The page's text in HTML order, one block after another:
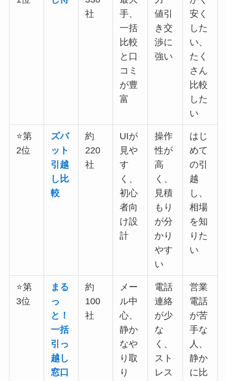
社
手、
一括
比較
と口
コミ
が豊
富
値引
き交
渉に
強い
安く
した
い、
たく
さん
比較
した
い
⭐第
2位
ズバ
ット
引越
し比
較
約
220
社
UIが
見や
す
く、
初心
者向
け設
計
操作
性が
高
く、
見積
もり
が分
かり
やす
い
はじ
めて
の引
越
し、
相場
を知
りた
い
⭐第
3位
まる
っ
と！
一括
引っ
越し
窓口
約
100
社
メー
ル中
心、
静か
なや
り取
り
電話
連絡
が少
な
く、
スト
レス
営業
電話
が苦
手な
人、
静か
に比